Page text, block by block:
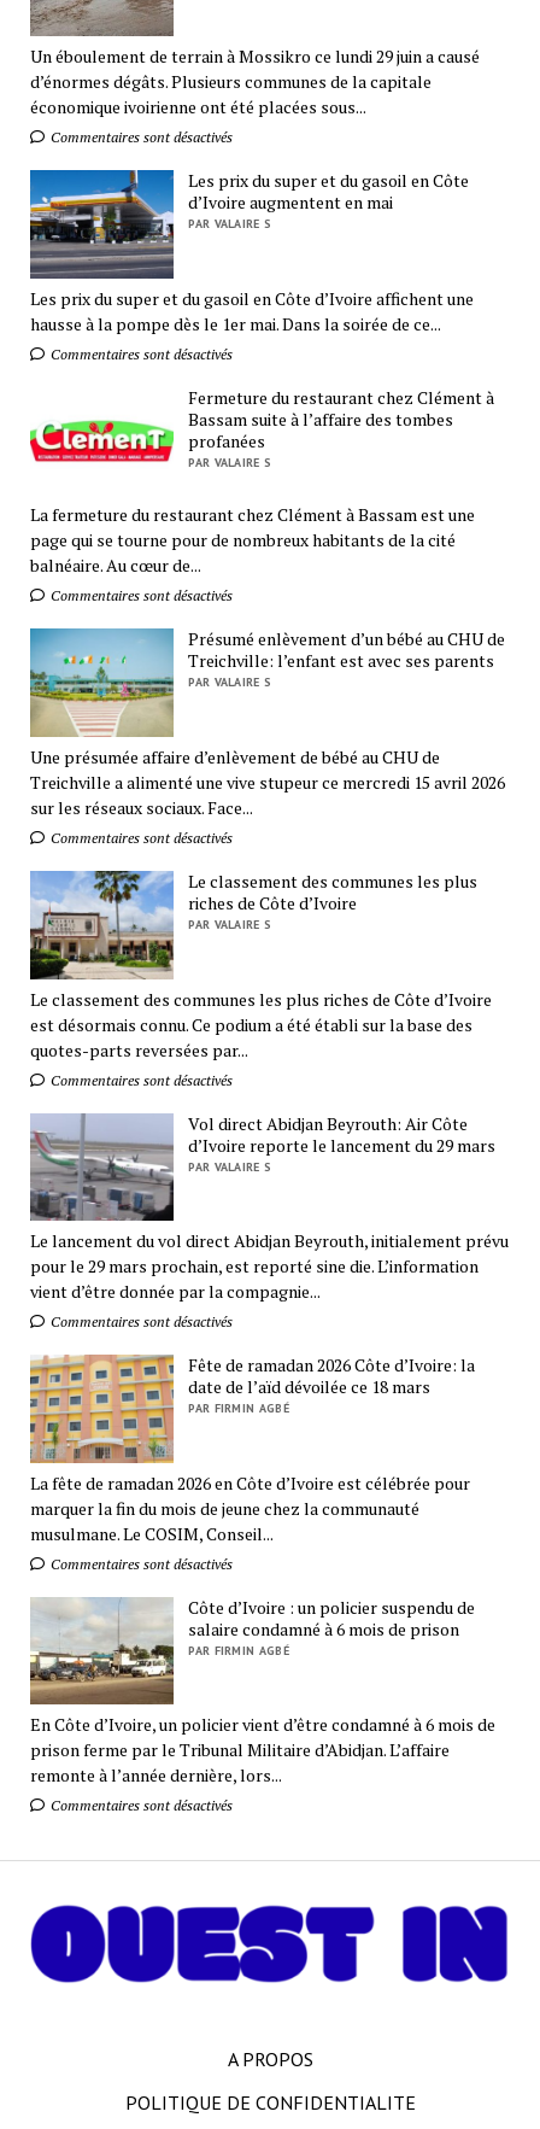
Un éboulement de terrain à Mossikro ce lundi 29 juin a causé
d’énormes dégâts. Plusieurs communes de la capitale
économique ivoirienne ont été placées sous...
Commentaires sont désactivés
Les prix du super et du gasoil en Côte
d’Ivoire augmentent en mai
PAR VALAIRE S
Les prix du super et du gasoil en Côte d’Ivoire affichent une
hausse à la pompe dès le 1er mai. Dans la soirée de ce...
Commentaires sont désactivés
Fermeture du restaurant chez Clément à
Bassam suite à l’affaire des tombes
profanées
PAR VALAIRE S
La fermeture du restaurant chez Clément à Bassam est une
page qui se tourne pour de nombreux habitants de la cité
balnéaire. Au cœur de...
Commentaires sont désactivés
Présumé enlèvement d’un bébé au CHU de
Treichville: l’enfant est avec ses parents
PAR VALAIRE S
Une présumée affaire d’enlèvement de bébé au CHU de
Treichville a alimenté une vive stupeur ce mercredi 15 avril 2026
sur les réseaux sociaux. Face...
Commentaires sont désactivés
Le classement des communes les plus
riches de Côte d’Ivoire
PAR VALAIRE S
Le classement des communes les plus riches de Côte d’Ivoire
est désormais connu. Ce podium a été établi sur la base des
quotes-parts reversées par...
Commentaires sont désactivés
Vol direct Abidjan Beyrouth: Air Côte
d’Ivoire reporte le lancement du 29 mars
PAR VALAIRE S
Le lancement du vol direct Abidjan Beyrouth, initialement prévu
pour le 29 mars prochain, est reporté sine die. L’information
vient d’être donnée par la compagnie...
Commentaires sont désactivés
Fête de ramadan 2026 Côte d’Ivoire: la
date de l’aïd dévoilée ce 18 mars
PAR FIRMIN AGBÉ
La fête de ramadan 2026 en Côte d’Ivoire est célébrée pour
marquer la fin du mois de jeune chez la communauté
musulmane. Le COSIM, Conseil...
Commentaires sont désactivés
Côte d’Ivoire : un policier suspendu de
salaire condamné à 6 mois de prison
PAR FIRMIN AGBÉ
En Côte d’Ivoire, un policier vient d’être condamné à 6 mois de
prison ferme par le Tribunal Militaire d’Abidjan. L’affaire
remonte à l’année dernière, lors...
Commentaires sont désactivés
A PROPOS
POLITIQUE DE CONFIDENTIALITE